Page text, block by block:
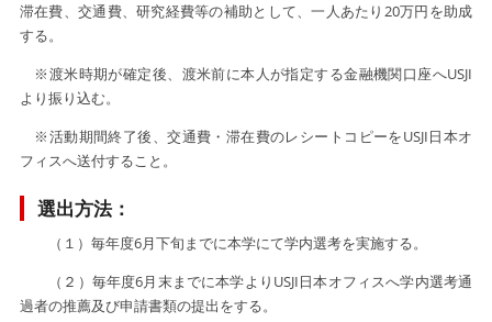
滞在費、交通費、研究経費等の補助として、一人あたり20万円を助成
する。
※渡米時期が確定後、渡米前に本人が指定する金融機関口座へUSJI
より振り込む。
※活動期間終了後、交通費・滞在費のレシートコピーをUSJI日本オ
フィスへ送付すること。
選出方法：
（１）毎年度6月下旬までに本学にて学内選考を実施する。
（２）毎年度6月末までに本学よりUSJI日本オフィスへ学内選考通
過者の推薦及び申請書類の提出をする。